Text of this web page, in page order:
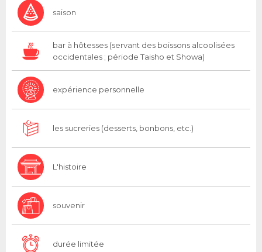
saison
bar à hôtesses (servant des boissons alcoolisées
occidentales ; période Taisho et Showa)
expérience personnelle
les sucreries (desserts, bonbons, etc.)
L'histoire
souvenir
durée limitée